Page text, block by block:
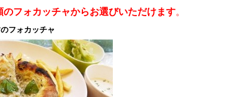
フォカッチャからお選びいただけます。
フォカッチャ